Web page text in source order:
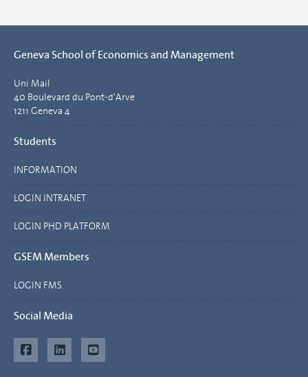
Geneva School of Economics and Management
Uni Mail
40 Boulevard du Pont-d'Arve
1211 Geneva 4
Students
INFORMATION
LOGIN INTRANET
LOGIN PHD PLATFORM
GSEM Members
LOGIN FMS
Social Media